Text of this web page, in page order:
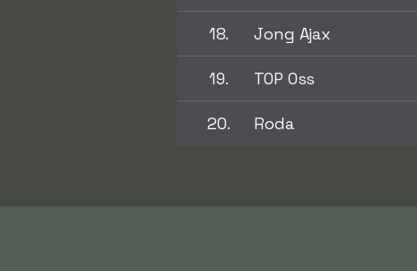
18. Jong Ajax
19. TOP Oss
20. Roda